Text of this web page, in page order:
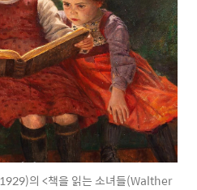
의 <책을 읽는 소녀들(Walther